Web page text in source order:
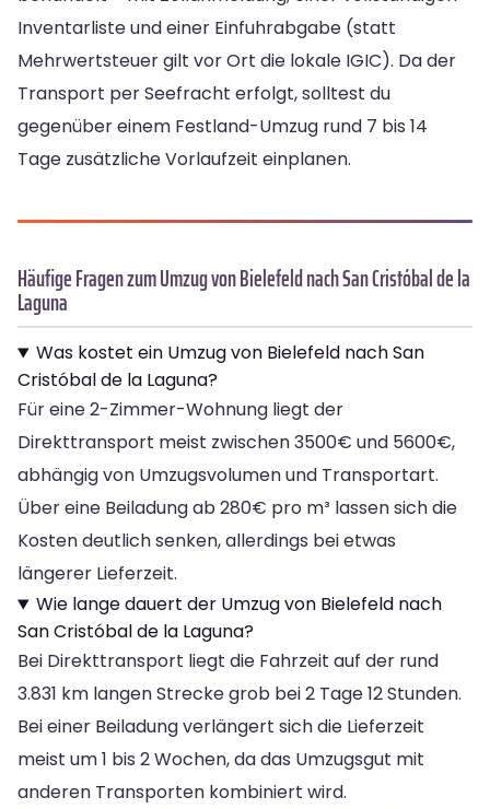
Inventarliste und einer Einfuhrabgabe (statt
Mehrwertsteuer gilt vor Ort die lokale IGIC). Da der
Transport per Seefracht erfolgt, solltest du
gegenüber einem Festland-Umzug rund 7 bis 14
Tage zusätzliche Vorlaufzeit einplanen.
Häufige Fragen zum Umzug von Bielefeld nach San Cristóbal de la
Laguna
Was kostet ein Umzug von Bielefeld nach San
Cristóbal de la Laguna?
Für eine 2-Zimmer-Wohnung liegt der
Direkttransport meist zwischen 3500€ und 5600€,
abhängig von Umzugsvolumen und Transportart.
Über eine Beiladung ab 280€ pro m³ lassen sich die
Kosten deutlich senken, allerdings bei etwas
längerer Lieferzeit.
Wie lange dauert der Umzug von Bielefeld nach
San Cristóbal de la Laguna?
Bei Direkttransport liegt die Fahrzeit auf der rund
3.831 km langen Strecke grob bei 2 Tage 12 Stunden.
Bei einer Beiladung verlängert sich die Lieferzeit
meist um 1 bis 2 Wochen, da das Umzugsgut mit
anderen Transporten kombiniert wird.